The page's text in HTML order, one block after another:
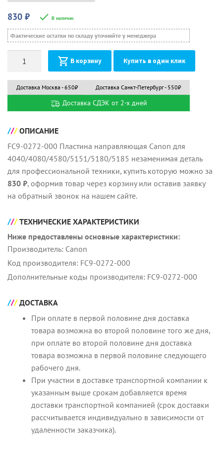
830 ₽ В наличии
Фактические остатки по складу уточняйте у менеджера
В корзину Купить в один клик
Доставка Москва - 650₽ Доставка Санкт-Петербург - 550₽
Доставка СДЭК от 2-х дней
ОПИСАНИЕ
FC9-0272-000 Пластина направляющая Canon для
4040/4080/4580/5151/5180/5185 незаменимая деталь
для профессиональной техники, купить которую можно за
830 ₽, оформив товар через корзину или оставив заявку
на обратный звонок на нашем сайте.
ТЕХНИЧЕСКИЕ ХАРАКТЕРИСТИКИ
Ниже предоставлены основные характеристики:
Производитель: Canon
Код производителя: FC9-0272-000
Дополнительные коды производителя: FC9-0272-000
ДОСТАВКА
При оплате в первой половине дня доставка
товара возможна во второй половине того же дня,
при оплате во второй половине дня доставка
товара возможна в первой половине следующего
рабочего дня.
При участии в доставке транспортной компании к
указанным выше срокам добавляется время
доставки транспортной компанией (срок доставки
рассчитывается индивидуально в зависимости от
удаленности заказчика).